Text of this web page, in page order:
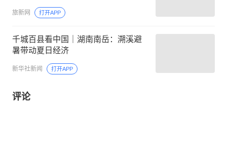
旅新网 打开APP
千城百县看中国｜湖南南岳：溯溪避
暑带动夏日经济
新华社新闻 打开APP
评论